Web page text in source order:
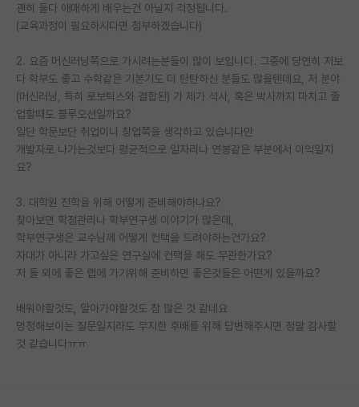
특수/전문대학원 게시판
반도체/AI 게시판
장학금/장학생 게시판
학술 정보 게시판
홍보 게시판
유학교육
이벤트
반도체 아카데미
재팬라운지 🌸
괜히 둘다 애매하게 배우는건 아닐지 걱정됩니다.
(교육과정이 필요하시다면 첨부하겠습니다)
2. 요즘 머신러닝쪽으로 가시려는분들이 많이 보입니다. 그중에 당연히 저보
다 학부도 좋고 수학같은 기본기도 더 탄탄하신 분들도 많을텐데요, 저 분야
(머신러닝, 특히 로보틱스와 결합된) 가 제가 석사, 혹은 박사까지 마치고 졸
업할때도 블루오션일까요?
일단 학문보단 취업이나 창업쪽을 생각하고 있습니다만
개발자로 나가는것보다 평균적으로 일자리나 연봉같은 부분에서 이익일지
요?
3. 대학원 진학을 위해 어떻게 준비해야하나요?
찾아보면 학점관리나 학부연구생 이야기가 많은데,
학부연구생은 교수님께 어떻게 컨택을 드려야하는건가요?
자대가 아니라 가고싶은 연구실에 컨택을 해도 무관한가요?
저 둘 외에 좋은 랩에 가기위해 준비하면 좋은것들은 어떤게 있을까요?
배워야할것도, 알아가야할것도 참 많은 것 같네요
멍청해보이는 질문일지라도 무지한 후배를 위해 답변해주시면 정말 감사할
것 같습니다ㅠㅠ